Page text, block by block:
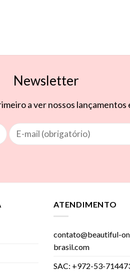
Newsletter
a ver nossos lançamentos
ATENDIMENTO
contato@beautiful-
brasil.com
SAC: +972-53-